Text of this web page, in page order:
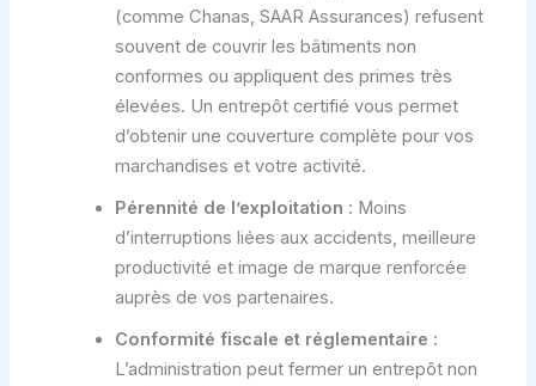
(comme Chanas, SAAR Assurances) refusent
souvent de couvrir les bâtiments non
conformes ou appliquent des primes très
élevées. Un entrepôt certifié vous permet
d’obtenir une couverture complète pour vos
marchandises et votre activité.
Pérennité de l’exploitation : Moins
d’interruptions liées aux accidents, meilleure
productivité et image de marque renforcée
auprès de vos partenaires.
Conformité fiscale et réglementaire :
L’administration peut fermer un entrepôt non